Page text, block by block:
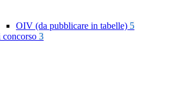
OIV (da pubblicare in tabelle) 5
3